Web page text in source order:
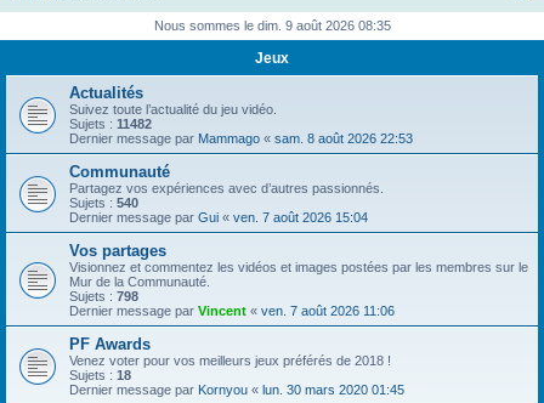
h
Nous sommes le dim. 9 août 2026 08:35
Jeux
Actualités
Suivez toute l’actualité du jeu vidéo.
Sujets : 11482
Dernier message par Mammago « sam. 8 août 2026 22:53
Communauté
Partagez vos expériences avec d’autres passionnés.
Sujets : 540
Dernier message par Gui « ven. 7 août 2026 15:04
Vos partages
Visionnez et commentez les vidéos et images postées par les membres sur le
Mur de la Communauté.
Sujets : 798
Dernier message par Vincent « ven. 7 août 2026 11:06
PF Awards
Venez voter pour vos meilleurs jeux préférés de 2018 !
Sujets : 18
Dernier message par Kornyou « lun. 30 mars 2020 01:45